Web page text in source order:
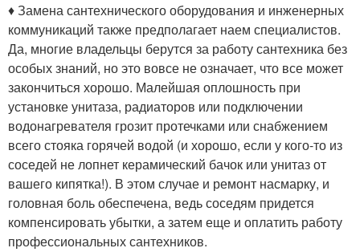
♦ Замена сантехнического оборудования и инженерных
коммуникаций также предполагает наем специалистов.
Да, многие владельцы берутся за работу сантехника без
особых знаний, но это вовсе не означает, что все может
закончиться хорошо. Малейшая оплошность при
установке унитаза, радиаторов или подключении
водонагревателя грозит протечками или снабжением
всего стояка горячей водой (и хорошо, если у кого-то из
соседей не лопнет керамический бачок или унитаз от
вашего кипятка!). В этом случае и ремонт насмарку, и
головная боль обеспечена, ведь соседям придется
компенсировать убытки, а затем еще и оплатить работу
профессиональных сантехников.